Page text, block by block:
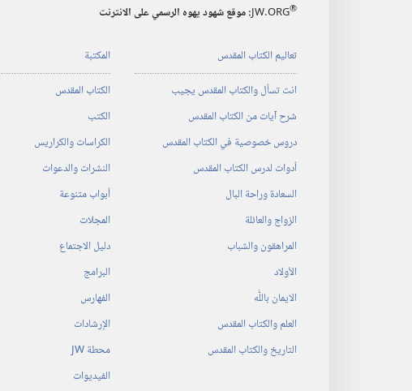
JW.ORG® :‏ موقع شهود يهوه الرسمي على الانترنت
تعاليم الكتاب المقدس
انت تسأل والكتاب المقدس يجيب
شرح آيات من الكتاب المقدس
دروس خصوصية في الكتاب المقدس
أدوات لدرس الكتاب المقدس
السعادة وراحة البال
الزواج والعائلة
المراهقون والشباب
الأولاد
الايمان باللّٰه
العلم والكتاب المقدس
التاريخ والكتاب المقدس
المكتبة
الكتاب المقدس
الكتب
الكراسات والكراريس
النشرات والدعوات
أبواب متنوعة
المجلات
دليل الاجتماع
البرامج
الفهارس
الإرشادات
محطة‏ ‏JW
الفيديوات